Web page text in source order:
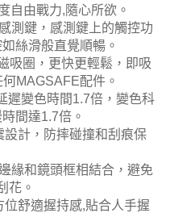
自由戰力,隨心所欲。
測鍵，感測鍵上的觸控功
絲滑般直覺順暢。
吸圈，更快更輕鬆，即吸
MAGSAFE配件。
遲變色時間1.7倍，變色科
間達1.7倍。
計，防摔碰撞和刮痕保
緣和鏡頭框相結合，避免
花。
舒適握持感,貼合人手握